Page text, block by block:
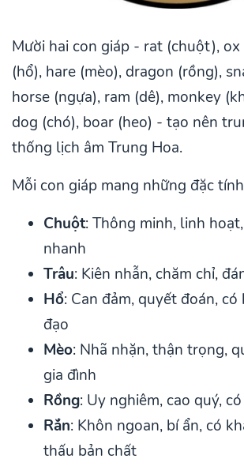
Mười hai con giáp - rat (chuột),
(hổ), hare (mèo), dragon (rồng),
horse (ngựa), ram (dê), monkey
dog (chó), boar (heo) - tạo nên
thống lịch âm Trung Hoa.
Mỗi con giáp mang những đặc
Chuột: Thông minh, linh
nhanh
Trâu: Kiên nhẫn, chăm chỉ,
Hổ: Can đảm, quyết đoán,
đạo
Mèo: Nhã nhặn, thận trọng,
gia đình
Rồng: Uy nghiêm, cao quý,
Rắn: Khôn ngoan, bí ẩn, có
thấu bản chất